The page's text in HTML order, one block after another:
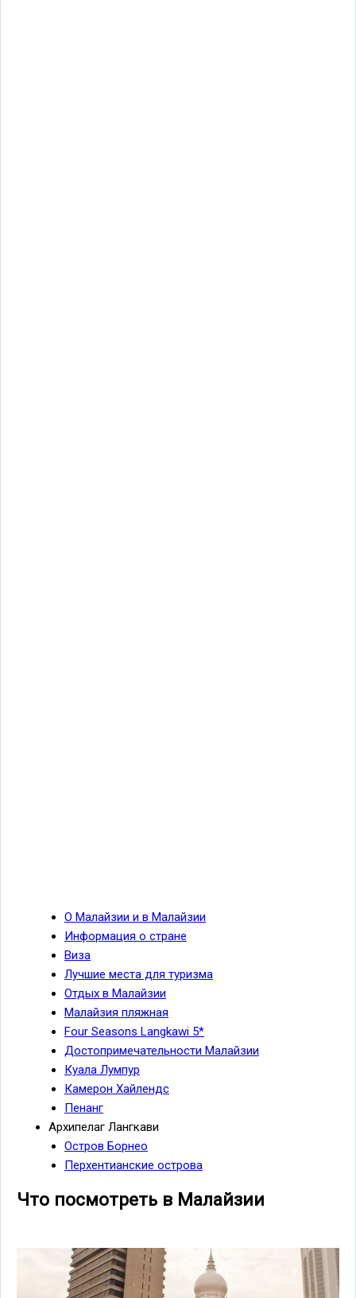
Малайзия
О Малайзии и в Малайзии
Информация о стране
Виза
Лучшие места для туризма
Отдых в Малайзии
Малайзия пляжная
Four Seasons Langkawi 5*
Достопримечательности Малайзии
Куала Лумпур
Камерон Хайлендс
Пенанг
Архипелаг Лангкави
Остров Борнео
Перхентианские острова
Что посмотреть в Малайзии